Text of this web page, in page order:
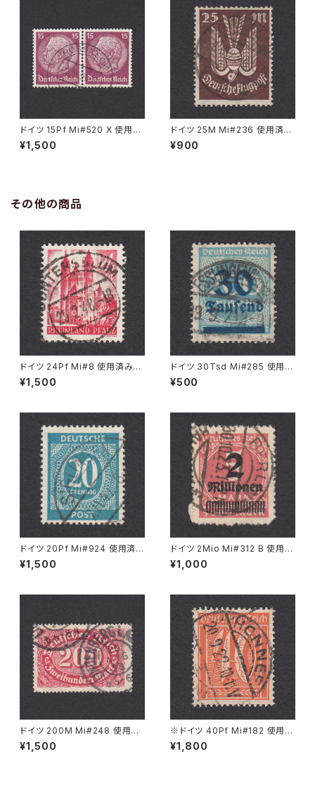
ドイツ 15Pf Mi#520 X 使用済
み切手｜PÖSSNECK 22.9.19
36
¥1,500
ドイツ 25M Mi#236 使用済み
切手｜BRESLAU 8.6.1923
¥900
その他の商品
ドイツ 24Pf Mi#8 使用済み切
手｜GUNTERSBLUM 25.2.19
48
¥1,500
ドイツ 30Tsd Mi#285 使用済
み切手｜ESSLINGEN (Necka
r) 19.9.1923
¥500
ドイツ 20Pf Mi#924 使用済み
切手｜SIGLINGEN 7.11.1947
¥1,500
ドイツ 2Mio Mi#312 B 使用済
み切手｜BERLIN 30.10.1923
¥1,000
ドイツ 200M Mi#248 使用済
み切手｜LINDENBERG i. ALL
GÄU 20.AUG.1923
¥1,500
※ドイツ 40Pf Mi#182 使用済
み切手｜HONNEF 20.9.1922
¥1,800